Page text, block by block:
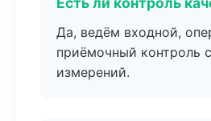
Да, ведём входной,
приёмочный контроль
измерений.